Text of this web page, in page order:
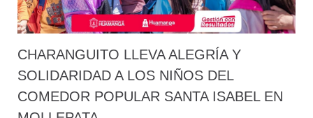
CHARANGUITO LLEVA ALEGRÍA Y
SOLIDARIDAD A LOS NIÑOS DEL
COMEDOR POPULAR SANTA ISABEL EN